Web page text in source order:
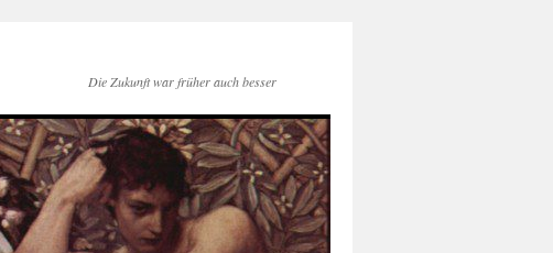
Die Zukunft war früher auch besser